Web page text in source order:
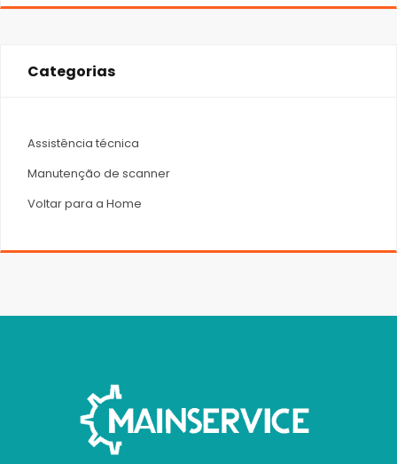
Categorias
Assistência técnica
Manutenção de scanner
Voltar para a Home